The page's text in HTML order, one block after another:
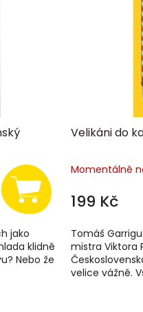
jako
klidně
Nebo že
Velikáni do
Momentálně
199 Kč
Tomáš
mistra Viktora
velice vážně.